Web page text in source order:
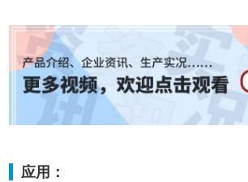
应用：